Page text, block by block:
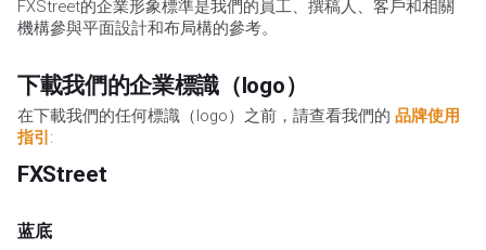
FXStreet的企業形象標準是我們的員工、撰稿人、客戶和相關
機構參與平面設計和布局構的參考。
下載我們的企業標識（logo）
在下載我們的任何標識（logo）之前，請查看我們的 品牌使用
指引 :
FXStreet
蓝底